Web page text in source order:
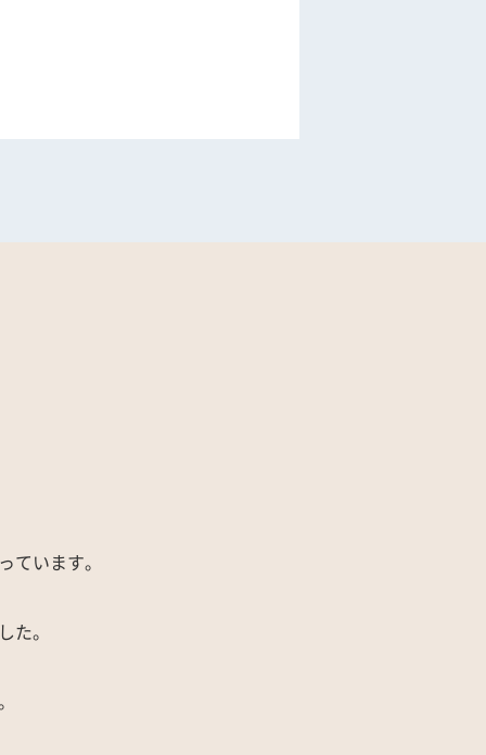
います。
。